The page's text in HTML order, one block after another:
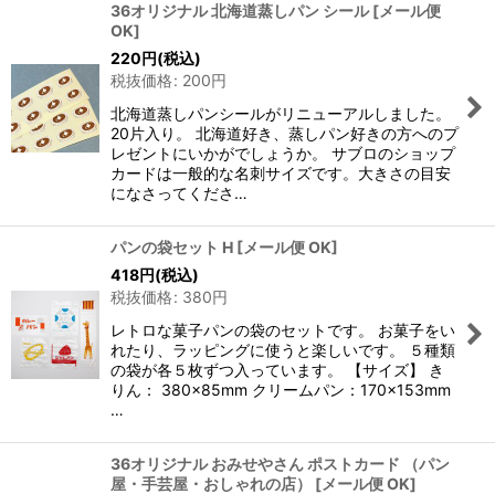
36オリジナル 北海道蒸しパン シール [メール便
OK]
220円(税込)
税抜価格: 200円
北海道蒸しパンシールがリニューアルしました。
20片入り。 北海道好き、蒸しパン好きの方へのプ
レゼントにいかがでしょうか。 サブロのショップ
カードは一般的な名刺サイズです。大きさの目安
になさってくださ…
パンの袋セット H [メール便 OK]
418円(税込)
税抜価格: 380円
レトロな菓子パンの袋のセットです。 お菓子をい
れたり、ラッピングに使うと楽しいです。 ５種類
の袋が各５枚ずつ入っています。 【サイズ】 き
りん： 380×85mm クリームパン：170×153mm
…
36オリジナル おみせやさん ポストカード （パン
屋・手芸屋・おしゃれの店）
[メール便 OK]